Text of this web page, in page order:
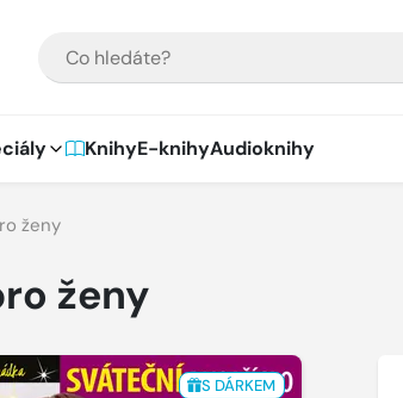
KnihyE-knihyAudioknihy
ženy
ženy
S DÁRKEM